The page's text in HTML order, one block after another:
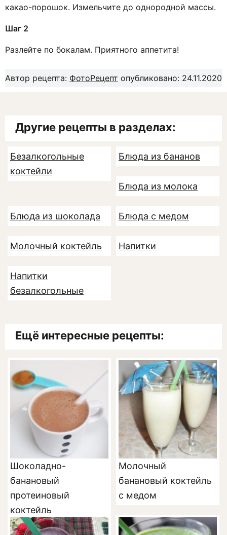
какао-порошок. Измельчите до однородной массы.
Шаг 2
Разлейте по бокалам. Приятного аппетита!
Автор рецепта: ФотоРецепт опубликовано: 24.11.2020
Другие рецепты в разделах:
Безалкогольные
коктейли
Блюда из бананов
Блюда из молока
Блюда из шоколада Блюда с медом
Молочный коктейль Напитки
Напитки
безалкогольные
Ещё интересные рецепты:
Шоколадно-
банановый
протеиновый
коктейль
Молочный
банановый коктейль
с медом